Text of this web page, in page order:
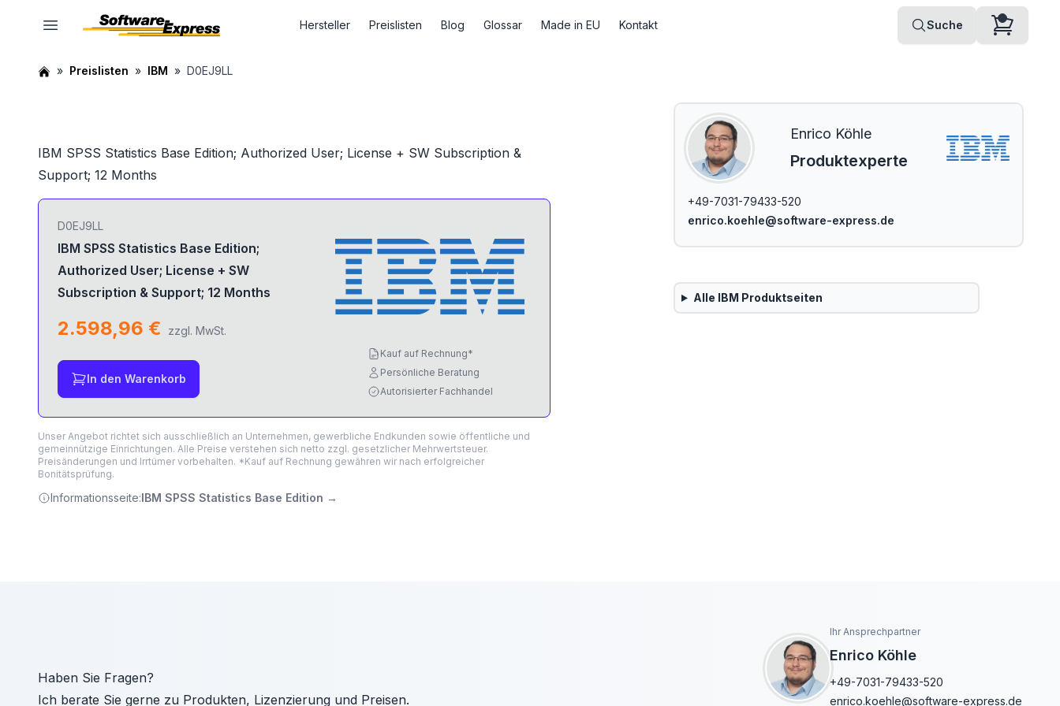
Hersteller Preislisten Blog Glossar Made in EU Kontakt Suche
Preislisten IBM D0EJ9LL
IBM SPSS Statistics Base Edition; Authorized User; License + SW Subscription &
Support; 12 Months
D0EJ9LL
IBM SPSS Statistics Base Edition;
Authorized User; License + SW
Subscription & Support; 12 Months
2.598,96 € zzgl. MwSt.
In den Warenkorb
Kauf auf Rechnung*
Persönliche Beratung
Autorisierter Fachhandel
Unser Angebot richtet sich ausschließlich an Unternehmen, gewerbliche Endkunden sowie öffentliche und
gemeinnützige Einrichtungen. Alle Preise verstehen sich netto zzgl. gesetzlicher Mehrwertsteuer.
Preisänderungen und Irrtümer vorbehalten. *Kauf auf Rechnung gewähren wir nach erfolgreicher
Bonitätsprüfung.
Informationsseite:IBM SPSS Statistics Base Edition →
Enrico Köhle
Produktexperte
+49-7031-79433-520
enrico.koehle@software-express.de
Alle IBM Produktseiten
Haben Sie Fragen?
Ich berate Sie gerne zu Produkten, Lizenzierung und Preisen.
Ihr Ansprechpartner
Enrico Köhle
+49-7031-79433-520
enrico.koehle@software-express.de